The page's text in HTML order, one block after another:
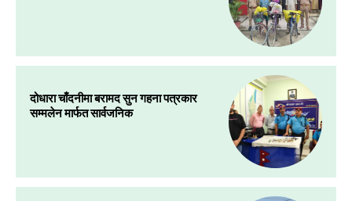
दोधारा चाँदनीमा बरामद सुन गहना पत्रकार
सम्मलेन मार्फत सार्वजनिक